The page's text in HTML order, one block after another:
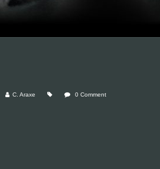
C. Araxe 0 Comment